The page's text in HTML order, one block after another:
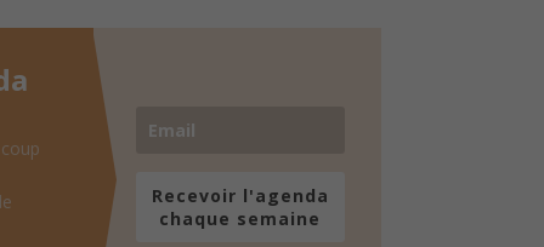
Recevoir l'agenda
chaque semaine